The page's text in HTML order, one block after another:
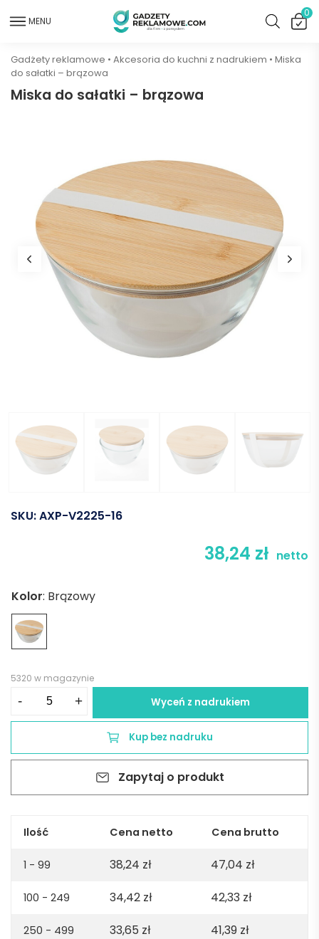
MENU
0
Gadżety reklamowe • Akcesoria do kuchni z nadrukiem • Miska
do sałatki – brązowa
Miska do sałatki – brązowa
SKU:AXP-V2225-16
38,24 zł netto
Kolor: Brązowy
5320 w magazynie
-
-
+ Wyceń z nadrukiem
Kup bez nadruku
Zapytaj o produkt
Ilość Cena netto Cena brutto
1 - 99 38,24 zł 47,04 zł
100 - 249 34,42 zł 42,33 zł
250 - 499 33,65 zł 41,39 zł